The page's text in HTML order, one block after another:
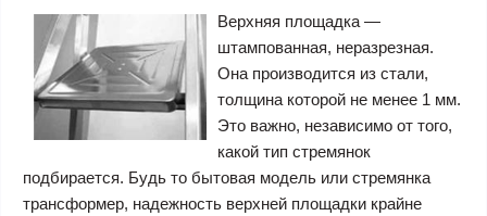
Верхняя площадка —
штампованная, неразрезная.
Она производится из стали,
толщина которой не менее 1 мм.
Это важно, независимо от того,
какой тип стремянок
подбирается. Будь то бытовая модель или стремянка
трансформер, надежность верхней площадки крайне